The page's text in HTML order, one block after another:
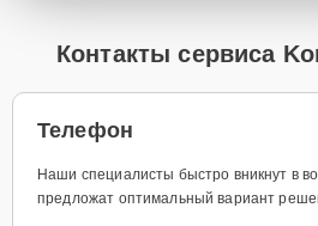
Контакты сервиса
Телефон
Наши специалисты быстро вникнут в
предложат оптимальный вариант